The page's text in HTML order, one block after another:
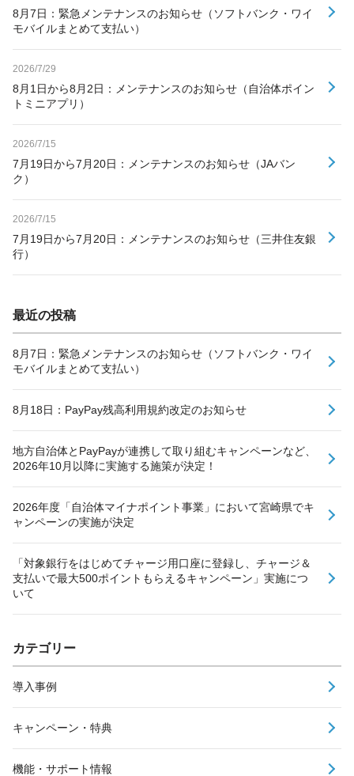
8月7日：緊急メンテナンスのお知らせ（ソフトバンク・ワイ
モバイルまとめて支払い）
2026/7/29
8月1日から8月2日：メンテナンスのお知らせ（自治体ポイン
トミニアプリ）
2026/7/15
7月19日から7月20日：メンテナンスのお知らせ（JAバン
ク）
2026/7/15
7月19日から7月20日：メンテナンスのお知らせ（三井住友銀
行）
最近の投稿
8月7日：緊急メンテナンスのお知らせ（ソフトバンク・ワイ
モバイルまとめて支払い）
8月18日：PayPay残高利用規約改定のお知らせ
地方自治体とPayPayが連携して取り組むキャンペーンなど、
2026年10月以降に実施する施策が決定！
2026年度「自治体マイナポイント事業」において宮崎県でキ
ャンペーンの実施が決定
「対象銀行をはじめてチャージ用口座に登録し、チャージ＆
支払いで最大500ポイントもらえるキャンペーン」実施につ
いて
カテゴリー
導入事例
キャンペーン・特典
機能・サポート情報